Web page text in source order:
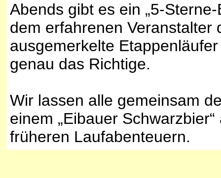
Abends gibt es ein „5-
dem erfahrenen Veranstalter
ausgemerkelte
genau das Richtige.
Wir lassen alle gemeinsam
einem „Eibauer
früheren Laufabenteuern.